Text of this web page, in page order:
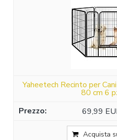
Yaheetech Recinto per
80 cm 6
69,99
Acquista